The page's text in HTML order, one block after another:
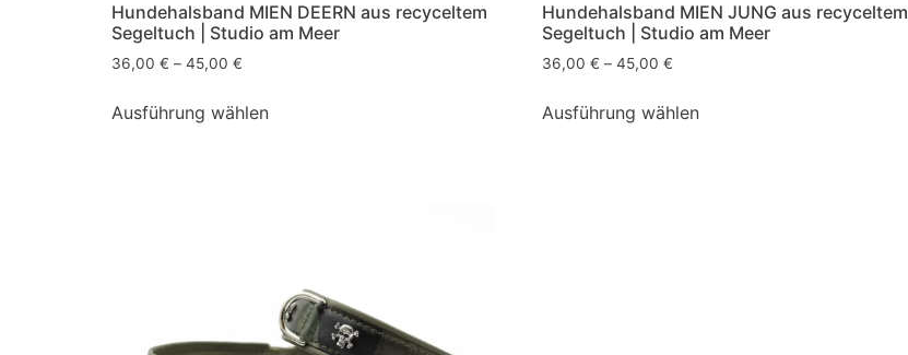
Hundehalsband MIEN DEERN aus recyceltem
Segeltuch | Studio am Meer
36,00 € – 45,00 €
Ausführung wählen
Hundehalsband MIEN JUNG aus recyceltem
Segeltuch | Studio am Meer
36,00 € – 45,00 €
Ausführung wählen